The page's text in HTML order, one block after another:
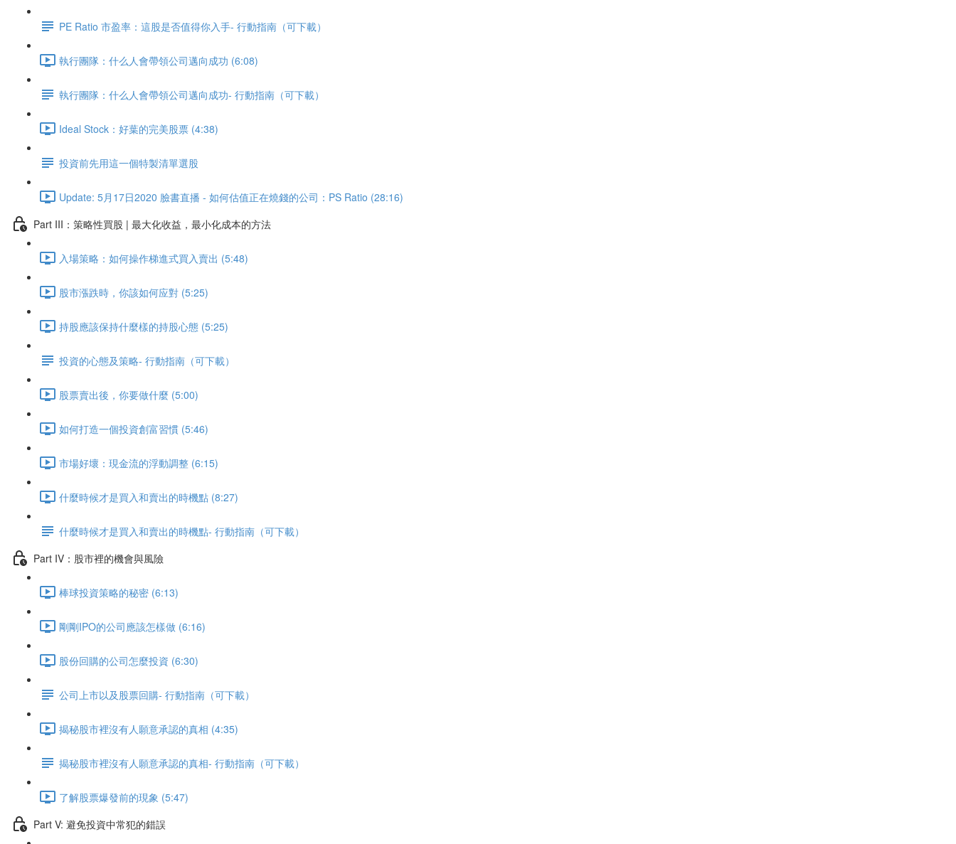
PE Ratio 市盈率：這股是否值得你入手- 行動指南（可下載）
執行團隊：什么人會帶領公司邁向成功 (6:08)
執行團隊：什么人會帶領公司邁向成功- 行動指南（可下載）
Ideal Stock：好葉的完美股票 (4:38)
投資前先用這一個特製清單選股
Update: 5月17日2020 臉書直播 - 如何估值正在燒錢的公司：PS Ratio (28:16)
Part III：策略性買股 | 最大化收益，最小化成本的方法
入場策略：如何操作梯進式買入賣出 (5:48)
股市漲跌時，你該如何应對 (5:25)
持股應該保持什麼樣的持股心態 (5:25)
投資的心態及策略- 行動指南（可下載）
股票賣出後，你要做什麼 (5:00)
如何打造一個投資創富習慣 (5:46)
市場好壞：現金流的浮動調整 (6:15)
什麼時候才是買入和賣出的時機點 (8:27)
什麼時候才是買入和賣出的時機點- 行動指南（可下載）
Part IV：股市裡的機會與風險
棒球投資策略的秘密 (6:13)
剛剛IPO的公司應該怎樣做 (6:16)
股份回購的公司怎麼投資 (6:30)
公司上市以及股票回購- 行動指南（可下載）
揭秘股市裡沒有人願意承認的真相 (4:35)
揭秘股市裡沒有人願意承認的真相- 行動指南（可下載）
了解股票爆發前的現象 (5:47)
Part V: 避免投資中常犯的錯誤